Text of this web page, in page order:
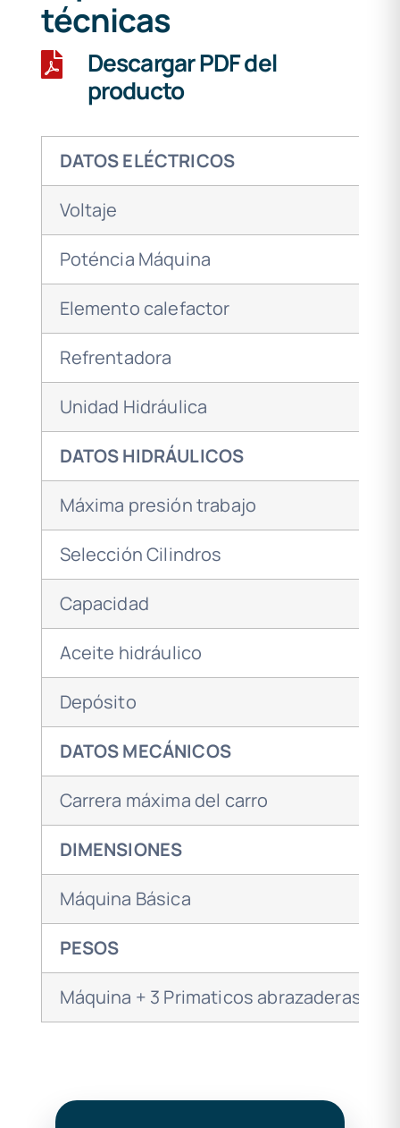
técnicas
Descargar PDF del
producto
DATOS ELÉCTRICOS
Voltaje
Poténcia Máquina
Elemento calefactor
Refrentadora
Unidad Hidráulica
DATOS HIDRÁULICOS
Máxima presión trabajo
Selección Cilindros
Capacidad
Aceite hidráulico
Depósito
DATOS MECÁNICOS
Carrera máxima del carro
DIMENSIONES
Máquina Básica
PESOS
Máquina + 3 Primaticos abrazaderas +